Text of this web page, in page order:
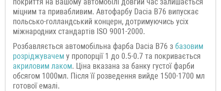
міцним та привабливим. Автофарбу Dacia B76 випускає
польсько-голландський концерн, дотримуючись усіх
міжнародних стандартів ISO 9001-2000.
Розбавляється автомобільна фарба Dacia B76 з базовим
розріджувачем у пропорції 1 до 0.5-0.7 та покривається
акриловим лаком. Ціна вказана за банку густої фарби
обсягом 1000мл. Після її розведення вийде 1500-1700 мл
готової емалі.